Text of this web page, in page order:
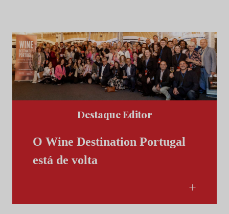
Destaque Editor
O Wine Destination Portugal
está de volta
+